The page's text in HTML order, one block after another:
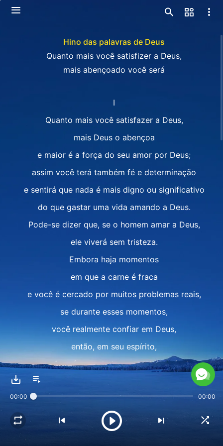
Hino das palavras de Deus
Quanto mais você satisfizer a Deus,
mais abençoado você será
I
Quanto mais você satisfazer a Deus,
mais Deus o abençoa
e maior é a força do seu amor por Deus;
assim você terá também fé e determinação
e sentirá que nada é mais digno ou significativo
do que gastar uma vida amando a Deus.
Pode-se dizer que, se o homem amar a Deus,
ele viverá sem tristeza.
Embora haja momentos
em que a carne é fraca
e você é cercado por muitos problemas reais,
se durante esses momentos,
você realmente confiar em Deus,
então, em seu espírito,
você será consolado, se sentirá estável
Dessa forma, você poderá superar
muitos ambientes
e assim não se queixará de Deus
00:00 00:00